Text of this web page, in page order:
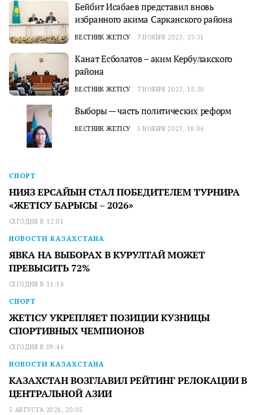
Бейбит Исабаев представил вновь
избранного акима Сарканского района
ВЕСТНИК ЖЕТІСУ 7 НОЯБРЯ 2023, 23:51
Канат Есболатов – аким Кербулакского
района
ВЕСТНИК ЖЕТІСУ 7 НОЯБРЯ 2023, 15:30
Выборы — часть политических реформ
ВЕСТНИК ЖЕТІСУ 5 НОЯБРЯ 2023, 18:06
СПОРТ
НИЯЗ ЕРСАЙЫН СТАЛ ПОБЕДИТЕЛЕМ ТУРНИРА
«ЖЕТІСУ БАРЫСЫ – 2026»
СЕГОДНЯ В 12:01
НОВОСТИ КАЗАХСТАНА
ЯВКА НА ВЫБОРАХ В КУРУЛТАЙ МОЖЕТ
ПРЕВЫСИТЬ 72%
СЕГОДНЯ В 11:16
СПОРТ
ЖЕТІСУ УКРЕПЛЯЕТ ПОЗИЦИИ КУЗНИЦЫ
СПОРТИВНЫХ ЧЕМПИОНОВ
СЕГОДНЯ В 09:46
НОВОСТИ КАЗАХСТАНА
КАЗАХСТАН ВОЗГЛАВИЛ РЕЙТИНГ РЕЛОКАЦИИ В
ЦЕНТРАЛЬНОЙ АЗИИ
5 АВГУСТА 2026, 20:05